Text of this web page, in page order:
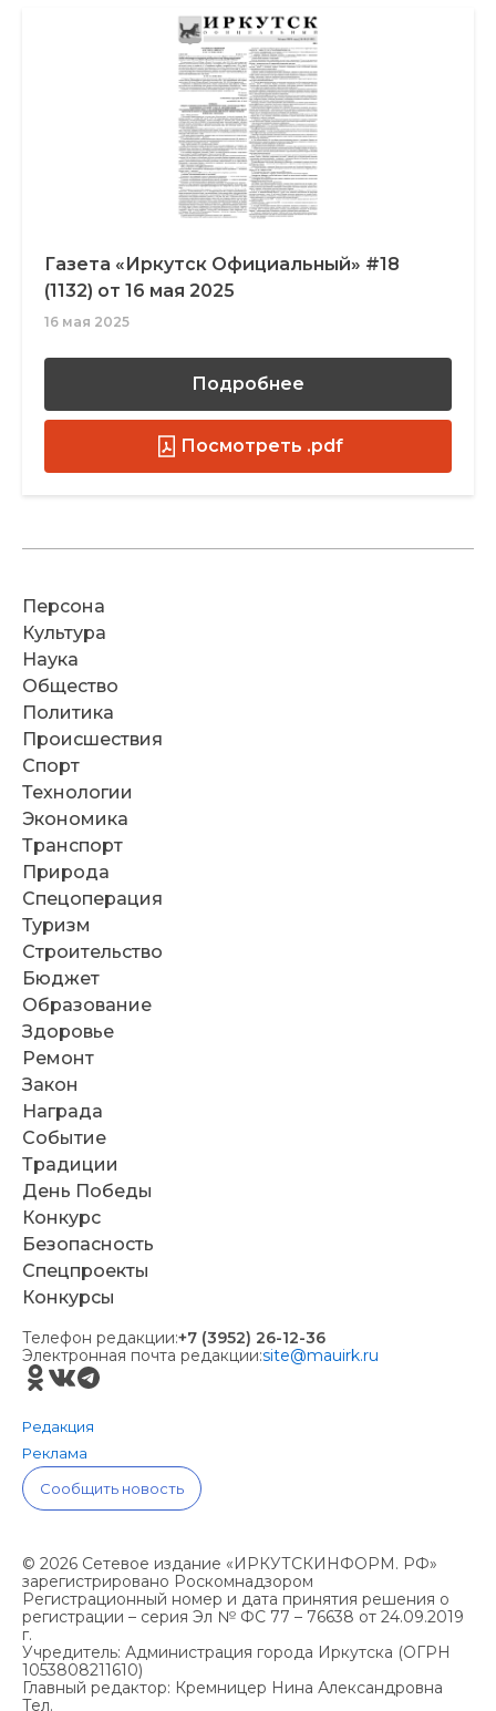
Газета «Иркутск Официальный» #18
(1132) от 16 мая 2025
16 мая 2025
Подробнее
Посмотреть .pdf
Персона
Культура
Наука
Общество
Политика
Происшествия
Спорт
Технологии
Экономика
Транспорт
Природа
Спецоперация
Туризм
Строительство
Бюджет
Образование
Здоровье
Ремонт
Закон
Награда
Событие
Традиции
День Победы
Конкурс
Безопасность
Спецпроекты
Конкурсы
Телефон редакции:+7 (3952) 26-12-36
Электронная почта редакции:site@mauirk.ru
Редакция
Реклама
Сообщить новость
© 2026 Сетевое издание «ИРКУТСКИНФОРМ. РФ»
зарегистрировано Роскомнадзором
Регистрационный номер и дата принятия решения о
регистрации – серия Эл № ФС 77 – 76638 от 24.09.2019
г.
Учредитель: Администрация города Иркутска (ОГРН
1053808211610)
Главный редактор: Кремницер Нина Александровна
Тел.